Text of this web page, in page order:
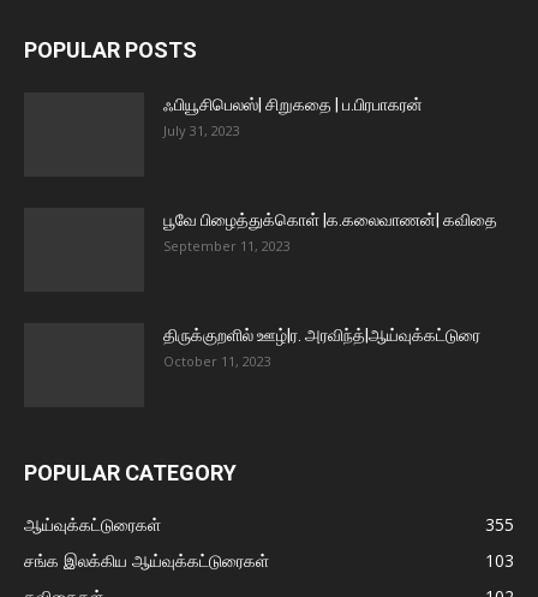
POPULAR POSTS
ஃபியூசிபெலஸ்| சிறுகதை | ப.பிரபாகரன்
July 31, 2023
பூவே பிழைத்துக்கொள் |க.கலைவாணன்| கவிதை
September 11, 2023
திருக்குறளில் ஊழ்|ர. அரவிந்த்|ஆய்வுக்கட்டுரை
October 11, 2023
POPULAR CATEGORY
ஆய்வுக்கட்டுரைகள்
355
சங்க இலக்கிய ஆய்வுக்கட்டுரைகள்
103